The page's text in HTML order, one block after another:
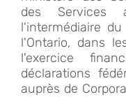
des Services
l'intermédiaire
l'Ontario, dans
l'exercice
déclarations
auprès de